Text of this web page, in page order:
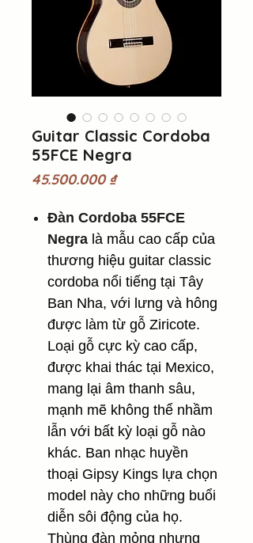
Guitar Classic Cordoba
55FCE Negra
45.500.000 ₫Giá
Đàn Cordoba 55FCE
Negra là mẫu cao cấp của
thương hiệu guitar classic
cordoba nổi tiếng tại Tây
Ban Nha, với lưng và hông
được làm từ gỗ Ziricote.
Loại gỗ cực kỳ cao cấp,
được khai thác tại Mexico,
mang lại âm thanh sâu,
mạnh mẽ không thể nhầm
lẫn với bất kỳ loại gỗ nào
khác. Ban nhạc huyền
thoại Gipsy Kings lựa chọn
model này cho những buổi
diễn sôi động của họ.
Thùng đàn mỏng nhưng